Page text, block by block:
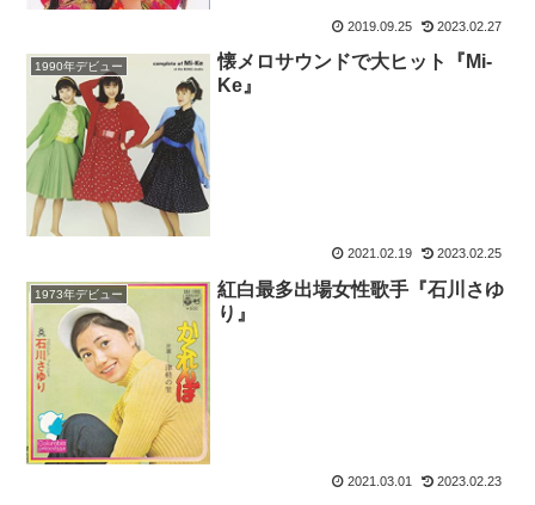
2019.09.25 2023.02.27
1990年デビュー
懐メロサウンドで大ヒット『Mi-
Ke』
2021.02.19 2023.02.25
1973年デビュー
紅白最多出場女性歌手『石川さゆ
り』
2021.03.01 2023.02.23